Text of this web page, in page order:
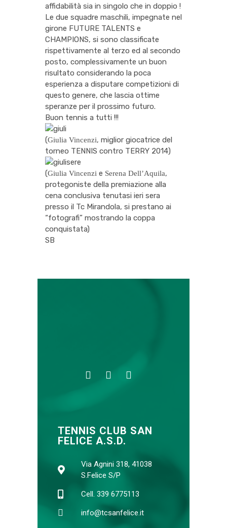
affidabilità sia in singolo che in doppio !
Le due squadre maschili, impegnate nel
girone FUTURE TALENTS e
CHAMPIONS, si sono classificate
rispettivamente al terzo ed al secondo
posto, complessivamente un buon
risultato considerando la poca
esperienza a disputare competizioni di
questo genere, che lascia ottime
speranze per il prossimo futuro.
Buon tennis a tutti !!!
(Giulia Vincenzi, miglior giocatrice del
torneo TENNIS contro TERRY 2014)
(Giulia Vincenzi e Serena Dell’Aquila,
protegoniste della premiazione alla
cena conclusiva tenutasi ieri sera
presso il Tc Mirandola, si prestano ai
“fotografi” mostrando la coppa
conquistata)
SB
TENNIS CLUB SAN
FELICE A.S.D.
Via Agnini 318, 41038
S.Felice S/P
Cell. 339 6775113
info@tcsanfelice.it